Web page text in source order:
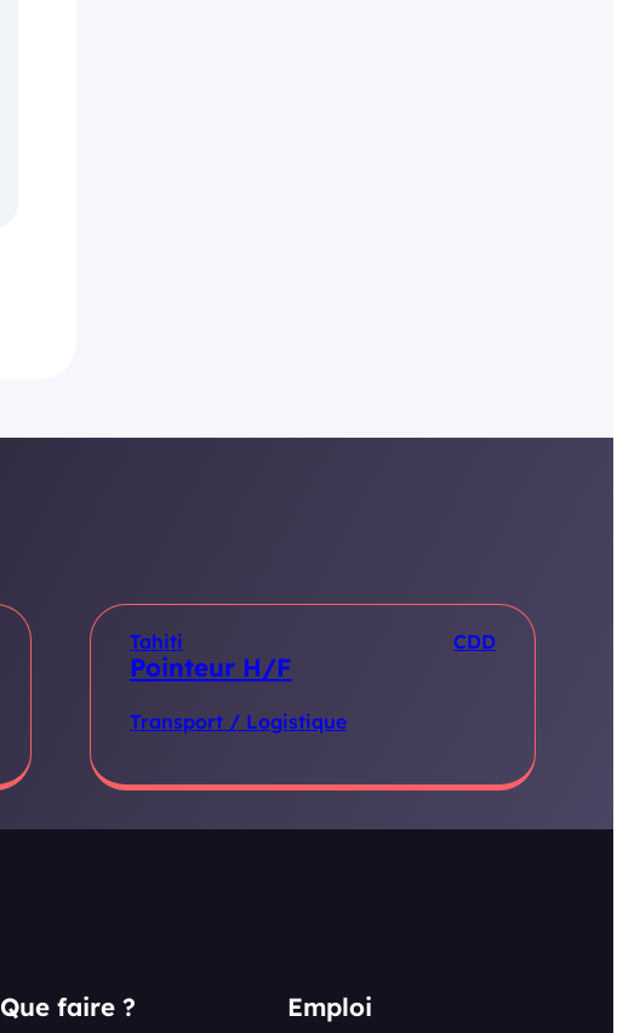
Tahiti CDD
Pointeur H/F
Transport / Logistique
Que faire ? Emploi